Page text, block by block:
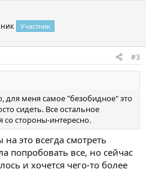
Участник
#3
для меня самое "безобидное" это
сидеть. Все остальное
стороны-интересно.
это всегда смотреть
попробовать все, но сейчас
и хочется чего-то более